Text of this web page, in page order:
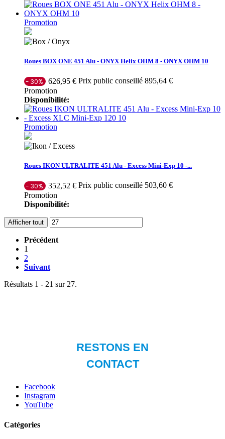
Promotion
Roues BOX ONE 451 Alu - ONYX Helix OHM 8 - ONYX OHM 10
- 30% 626,95 € Prix public conseillé 895,64 €
Promotion
Disponibilité:
Promotion
Roues IKON ULTRALITE 451 Alu - Excess Mini-Exp 10 -...
- 30% 352,52 € Prix public conseillé 503,60 €
Promotion
Disponibilité:
Afficher tout
Précédent
1
2
Suivant
Résultats 1 - 21 sur 27.
Facebook
Instagram
YouTube
Catégories